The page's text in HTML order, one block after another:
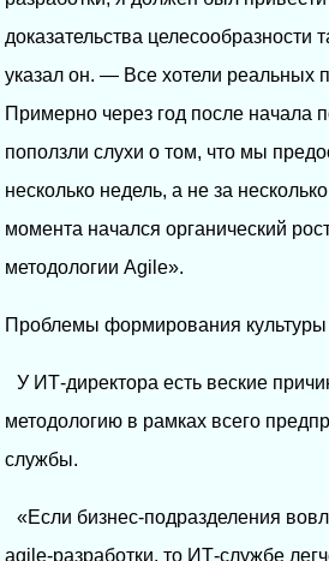
доказательства целесообразности
указал он. — Все хотели реальных
Примерно через год после начала
поползли слухи о том, что мы
несколько недель, а не за
момента начался органический
методологии Agile».
Проблемы формирования
У ИТ-директора есть веские
методологию в рамках всего
службы.
«Если бизнес-подразделения
agile-разработки, то ИТ-службе